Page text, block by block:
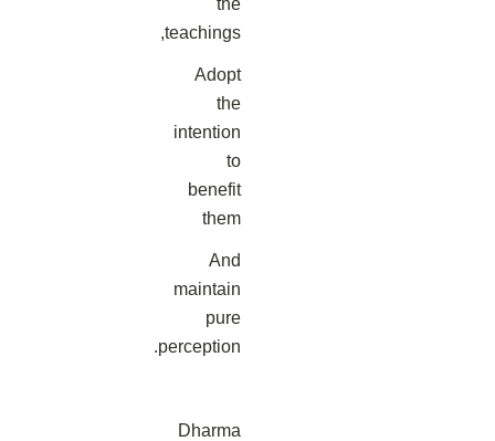
the
teachings,
Adopt
the
intention
to
benefit
them
And
maintain
pure
perception.
Dharma